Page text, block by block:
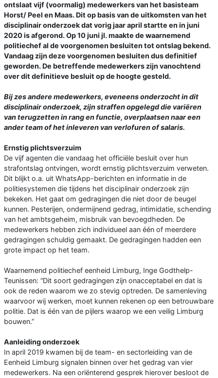
ontslaat vijf (voormalig) medewerkers van het basisteam
Horst/ Peel en Maas. Dit op basis van de uitkomsten van het
disciplinair onderzoek dat vorig jaar april startte en in juni
2020 is afgerond. Op 10 juni jl. maakte de waarnemend
politiechef al de voorgenomen besluiten tot ontslag bekend.
Vandaag zijn deze voorgenomen besluiten dus definitief
geworden. De betreffende medewerkers zijn vanochtend
over dit definitieve besluit op de hoogte gesteld.
Bij zes andere medewerkers, eveneens onderzocht in dit
disciplinair onderzoek, zijn straffen opgelegd die variëren
van terugzetten in rang en functie, overplaatsen naar een
ander team of het inleveren van verlofuren of salaris.
Ernstig plichtsverzuim
De vijf agenten die vandaag het officiële besluit over hun
strafontslag ontvingen, wordt ernstig plichtsverzuim verweten.
Dit blijkt o.a. uit WhatsApp-berichten en informatie in de
politiesystemen die tijdens het disciplinair onderzoek zijn
bekeken. Het gaat om gedragingen die niet door de beugel
kunnen. Pesterijen, ondermijnend gedrag, intimidatie, schending
van het ambtsgeheim, misbruik van bevoegdheden. De
medewerkers hebben zich individueel aan één of meerdere
gedragingen schuldig gemaakt. De gedragingen hadden een
grote impact op het team.
Waarnemend politiechef eenheid Limburg, Inge Godthelp-
Teunissen: “Dit soort gedragingen zijn onacceptabel en dat is
ook de reden waarom we zo stevig optreden. De samenleving
waarvoor wij werken, moet kunnen rekenen op een betrouwbare
politie. Dat is één van de pijlers waarop we een veilig Limburg
bouwen.”
Aanleiding onderzoek
In april 2019 kwamen bij de team- en sectorleiding van de
Eenheid Limburg signalen binnen over het gedrag van vier
medewerkers. Na een oriënterend gesprek hierover besloot de